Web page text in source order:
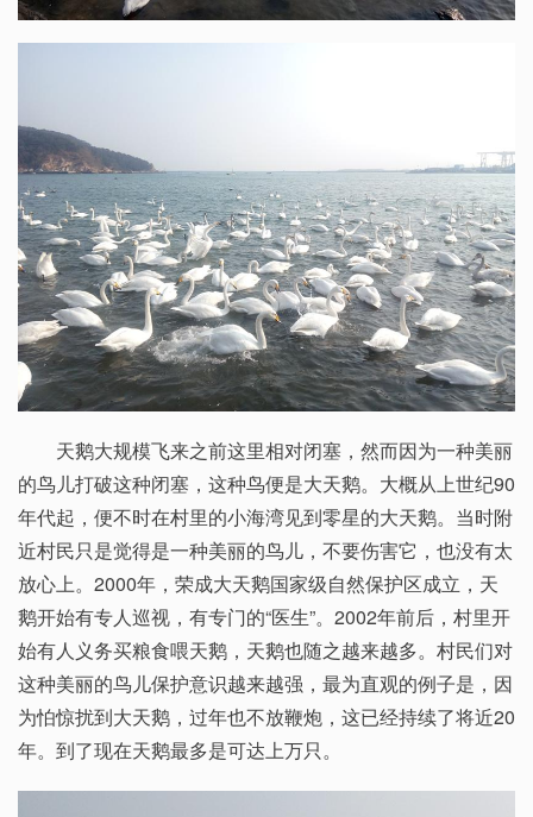
天鹅大规模飞来之前这里相对闭塞，然而因为一种美丽
的鸟儿打破这种闭塞，这种鸟便是大天鹅。大概从上世纪90
年代起，便不时在村里的小海湾见到零星的大天鹅。当时附
近村民只是觉得是一种美丽的鸟儿，不要伤害它，也没有太
放心上。2000年，荣成大天鹅国家级自然保护区成立，天
鹅开始有专人巡视，有专门的“医生”。2002年前后，村里开
始有人义务买粮食喂天鹅，天鹅也随之越来越多。村民们对
这种美丽的鸟儿保护意识越来越强，最为直观的例子是，因
为怕惊扰到大天鹅，过年也不放鞭炮，这已经持续了将近20
年。到了现在天鹅最多是可达上万只。